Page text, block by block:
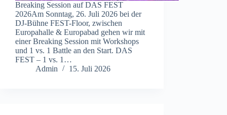
Breaking Session auf DAS FEST
2026Am Sonntag, 26. Juli 2026 bei der
DJ-Bühne FEST-Floor, zwischen
Europahalle & Europabad gehen wir mit
einer Breaking Session mit Workshops
und 1 vs. 1 Battle an den Start. DAS
FEST – 1 vs. 1…
Admin
15. Juli 2026